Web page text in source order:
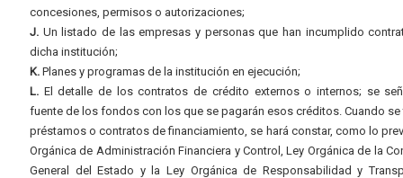
concesiones, permisos o autorizaciones;
J. Un listado de las empresas y personas que han incumplido
dicha institución;
K. Planes y programas de la institución en ejecución;
L. El detalle de los contratos de crédito externos o internos; se
fuente de los fondos con los que se pagarán esos créditos. Cuando se
préstamos o contratos de financiamiento, se hará constar, como lo
Orgánica de Administración Financiera y Control, Ley Orgánica de la
General del Estado y la Ley Orgánica de Responsabilidad y